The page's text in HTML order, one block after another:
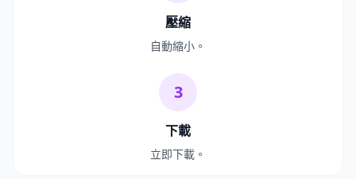
壓縮
自動縮小。
3
下載
立即下載。